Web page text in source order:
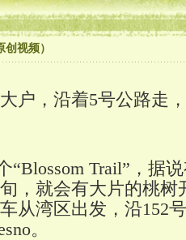
视频）
户，沿着5号公路走
“Blossom Trail”，据
，就会有大片的桃树
从湾区出发，沿152
。